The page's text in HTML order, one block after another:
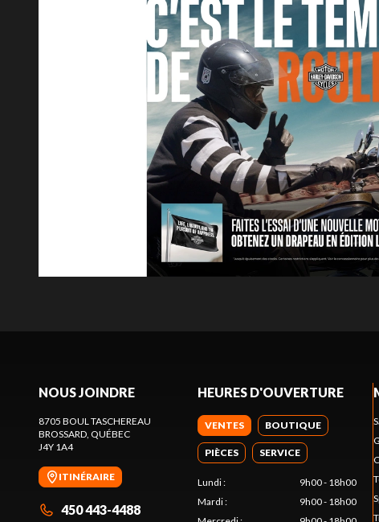
NOUS JOINDRE
8705 BOUL TASCHEREAU
BROSSARD , QUÉBEC
J4Y 1A4
ITINÉRAIRE
450 443-4488
HEURES D'OUVERTURE
VENTES BOUTIQUE
PIÈCES SERVICE
Lundi:
9h00 - 18h00
Mardi:
9h00 - 18h00